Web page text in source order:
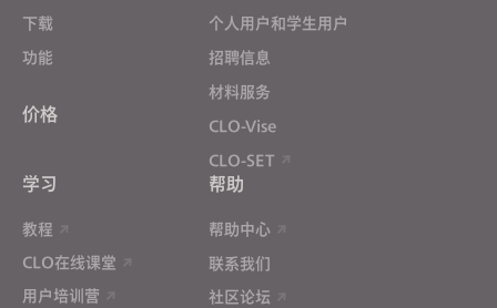
下载
功能
价格
个人用户和学生用户
招聘信息
材料服务
CLO-Vise
CLO-SET
学习
教程
CLO在线课堂
用户培训营
帮助
帮助中心
联系我们
社区论坛